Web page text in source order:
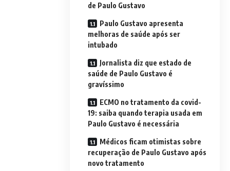
de Paulo Gustavo
Paulo Gustavo apresenta
melhoras de saúde após ser
intubado
Jornalista diz que estado de
saúde de Paulo Gustavo é
gravíssimo
ECMO no tratamento da covid-
19: saiba quando terapia usada em
Paulo Gustavo é necessária
Médicos ficam otimistas sobre
recuperação de Paulo Gustavo após
novo tratamento